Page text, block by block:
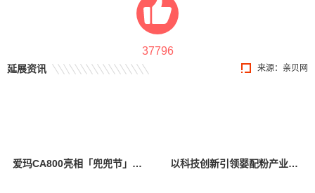
37796
来源： 亲贝网
延展资讯
爱玛CA800亮相「兜兜节」西安站活动 “安全守护”陪伴亲子出行 以科技创新引领婴配粉产业腾飞，金领冠亮相央视